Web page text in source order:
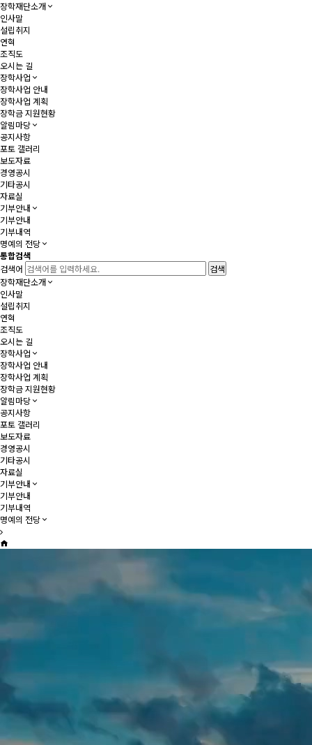
장학재단소개
인사말
설립취지
연혁
조직도
오시는 길
장학사업
장학사업 안내
장학사업 계획
장학금 지원현황
알림마당
공지사항
포토 갤러리
보도자료
경영공시
기타공시
자료실
기부안내
기부안내
기부내역
명예의 전당
통합검색
검색어
장학재단소개
인사말
설립취지
연혁
조직도
오시는 길
장학사업
장학사업 안내
장학사업 계획
장학금 지원현황
알림마당
공지사항
포토 갤러리
보도자료
경영공시
기타공시
자료실
기부안내
기부안내
기부내역
명예의 전당